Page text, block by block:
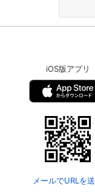
決済方法変更
iOS版アプリ
メールでURLを